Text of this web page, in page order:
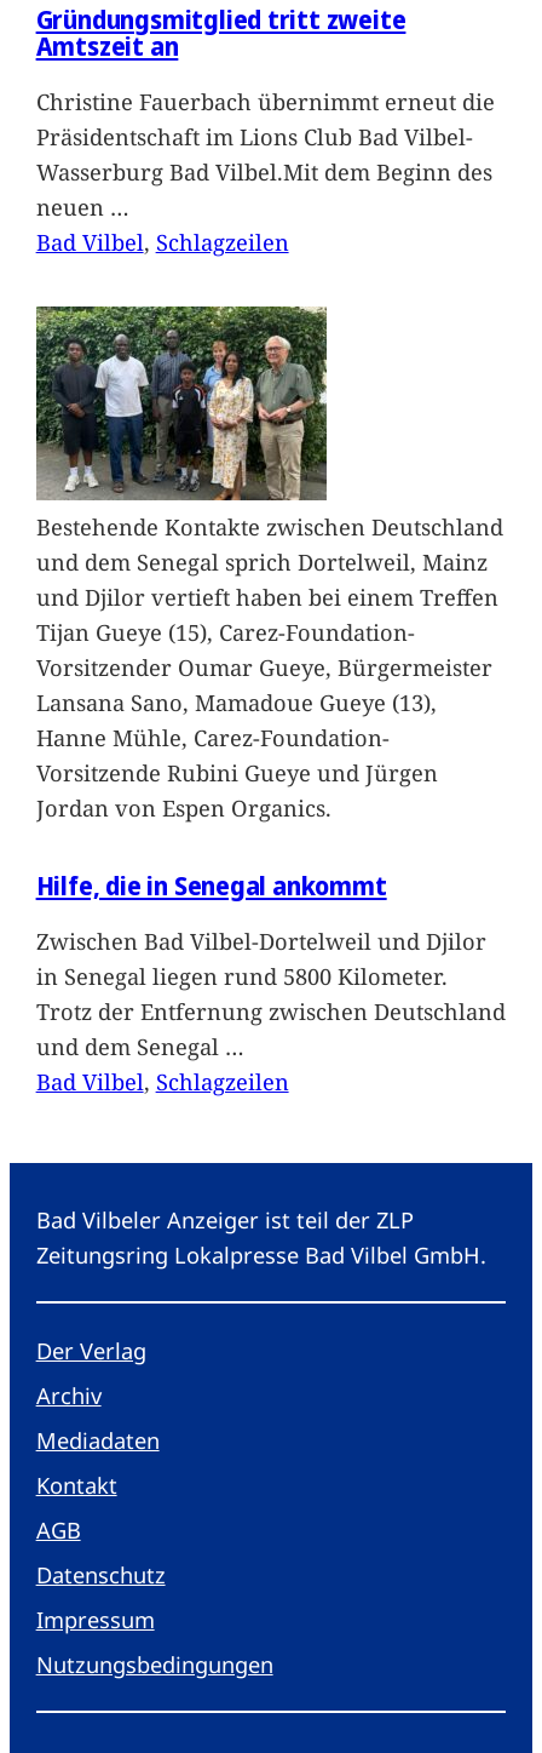
Gründungsmitglied tritt zweite
Amtszeit an
Christine Fauerbach übernimmt erneut die
Präsidentschaft im Lions Club Bad Vilbel-
Wasserburg Bad Vilbel.Mit dem Beginn des
neuen …
Bad Vilbel, Schlagzeilen
Bestehende Kontakte zwischen Deutschland
und dem Senegal sprich Dortelweil, Mainz
und Djilor vertieft haben bei einem Treffen
Tijan Gueye (15), Carez-Foundation-
Vorsitzender Oumar Gueye, Bürgermeister
Lansana Sano, Mamadoue Gueye (13),
Hanne Mühle, Carez-Foundation-
Vorsitzende Rubini Gueye und Jürgen
Jordan von Espen Organics.
Hilfe, die in Senegal ankommt
Zwischen Bad Vilbel-Dortelweil und Djilor
in Senegal liegen rund 5800 Kilometer.
Trotz der Entfernung zwischen Deutschland
und dem Senegal …
Bad Vilbel, Schlagzeilen
Bad Vilbeler Anzeiger ist teil der ZLP
Zeitungsring Lokalpresse Bad Vilbel GmbH.
Der Verlag
Archiv
Mediadaten
Kontakt
AGB
Datenschutz
Impressum
Nutzungsbedingungen